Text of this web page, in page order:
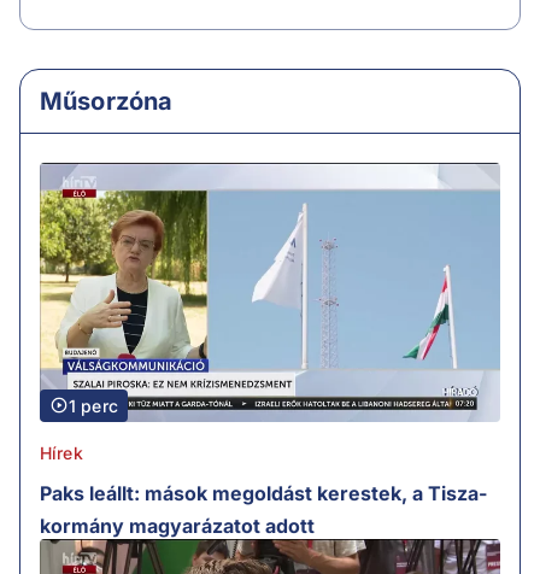
Műsorzóna
1 perc
Hírek
Paks leállt: mások megoldást kerestek, a Tisza-
kormány magyarázatot adott